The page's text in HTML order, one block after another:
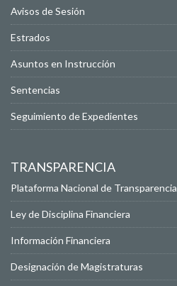
Avisos de Sesión
Estrados
Asuntos en Instrucción
Sentencias
Seguimiento de Expedientes
TRANSPARENCIA
Plataforma Nacional de Transparencia
Ley de Disciplina Financiera
Información Financiera
Designación de Magistraturas